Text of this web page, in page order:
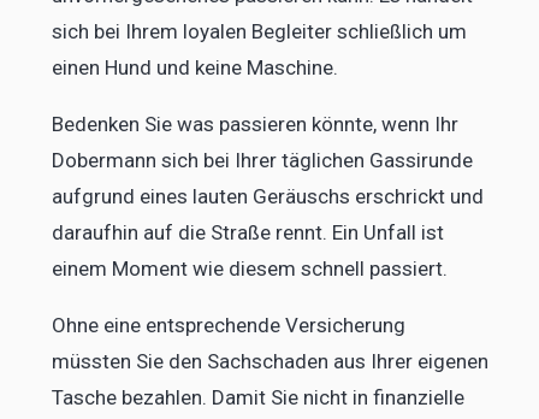
sich bei Ihrem loyalen Begleiter schließlich um
einen Hund und keine Maschine.
Bedenken Sie was passieren könnte, wenn Ihr
Dobermann sich bei Ihrer täglichen Gassirunde
aufgrund eines lauten Geräuschs erschrickt und
daraufhin auf die Straße rennt. Ein Unfall ist
einem Moment wie diesem schnell passiert.
Ohne eine entsprechende Versicherung
müssten Sie den Sachschaden aus Ihrer eigenen
Tasche bezahlen. Damit Sie nicht in finanzielle